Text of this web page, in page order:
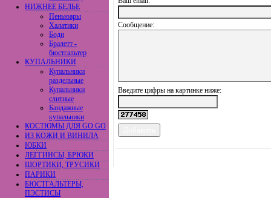
НИЖНЕЕ БЕЛЬЕ
Пеньюары
Халатики
Боди
Бралетт -
бюстгальтер
КУПАЛЬНИКИ
Купальники
раздельные
Купальники
слитные
Бандажные
купальники
КОСТЮМЫ ДЛЯ GO GO
ИЗ КОЖИ И ВИНИЛА
ЮБКИ
ЛЕГГИНСЫ, БРЮКИ
ШОРТИКИ, ТРУСИКИ
ПАРИКИ
БЮСТГАЛЬТЕРЫ,
ПЭСТИСЫ
Сообщение:
Введите цифры на картинке ниже: